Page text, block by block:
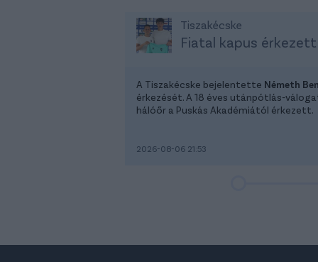
Tiszakécske
Fiatal kapus érkezett
A Tiszakécske bejelentette Németh
érkezését. A 18 éves utánpótlás-
hálóőr a Puskás Akadémiától érkezett.
2026-08-06 21:53